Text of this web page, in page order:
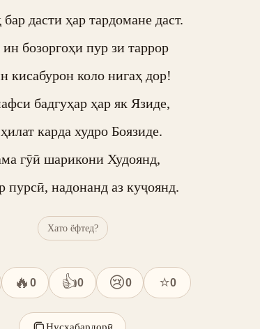
дасти ҳар тардомане даст.
бозоргоҳи пур зи таррор
кисабурон коло нигаҳ дор!
бадгуҳар ҳар як Язиде,
карда худро Боязиде.
гӯӣ шарикони Худоянд,
пурсӣ, надонанд аз куҷоянд.
Хато ёфтед?
🔥 0 👍0 😢0 ⭐0
Нусхабардорӣ